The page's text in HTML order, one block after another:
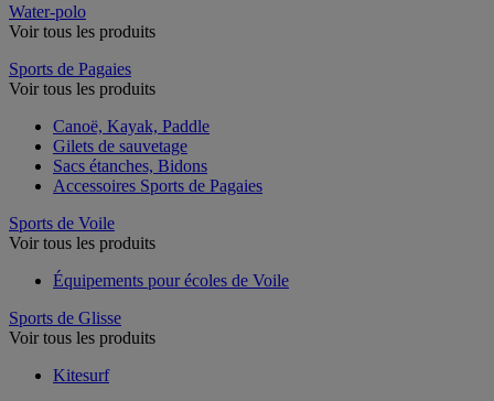
Water-polo
Voir tous les produits
Sports de Pagaies
Voir tous les produits
Canoë, Kayak, Paddle
Gilets de sauvetage
Sacs étanches, Bidons
Accessoires Sports de Pagaies
Sports de Voile
Voir tous les produits
Équipements pour écoles de Voile
Sports de Glisse
Voir tous les produits
Kitesurf